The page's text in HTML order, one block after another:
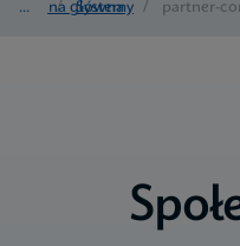
Strona główna
/ Systemy / partner-